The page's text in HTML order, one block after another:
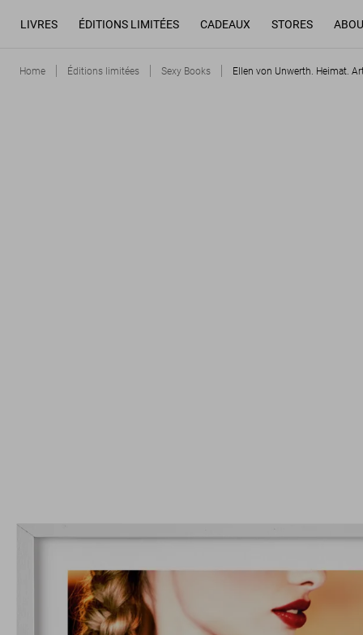
LIVRES ÉDITIONS LIMITÉES CADEAUX STORES
Home Éditions limitées Sexy Books Ellen von Unwerth. Heimat.